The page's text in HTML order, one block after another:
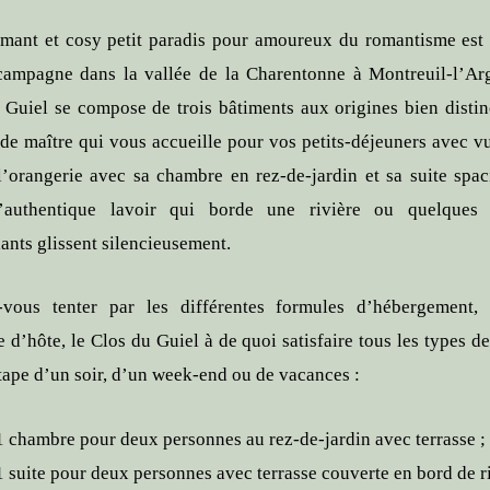
et cosy petit paradis pour amoureux du romantisme est
dans la vallée de la Charentonne à Montreuil-
Guiel se compose de trois bâtiments aux origines bien
maître qui vous accueille pour vos petits-déjeuners avec
avec sa chambre en rez-de-jardin et sa suite
lavoir qui borde une rivière ou quelques
glissent silencieusement.
vous tenter par les différentes formules
d’hôte, le Clos du Guiel à de quoi satisfaire tous les types
d’un soir, d’un week-end ou de vacances :
chambre pour deux personnes au rez-de-jardin avec terrasse ;
suite pour deux personnes avec terrasse couverte en bord de